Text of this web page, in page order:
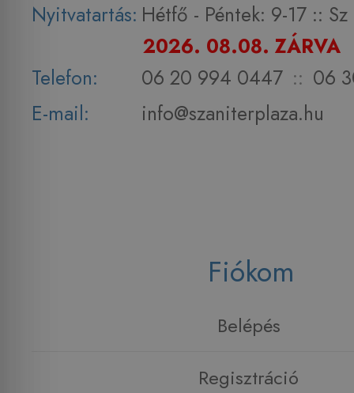
Nyitvatartás: Hétfő - Péntek: 9-17 :: Sz
2026. 08.08. ZÁRVA
Telefon:
06 20 994 0447 :: 06
E-mail:
info@szaniterplaza.hu
Fiókom
Belépés
Regisztráció